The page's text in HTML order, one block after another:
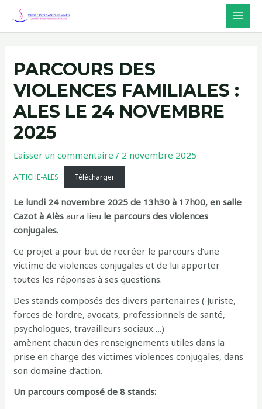
contenu
PARCOURS DES
VIOLENCES FAMILIALES :
ALES LE 24 NOVEMBRE
2025
Laisser un commentaire / 2 novembre 2025
AFFICHE-ALES Télécharger
Le lundi 24 novembre 2025 de 13h30 à 17h00, en salle
Cazot à Alès aura lieu le parcours des violences
conjugales.
Ce projet a pour but de recréer le parcours d’une
victime de violences conjugales et de lui apporter
toutes les réponses à ses questions.
Des stands composés des divers partenaires ( Juriste,
forces de l’ordre, avocats, professionnels de santé,
psychologues, travailleurs sociaux….)
amènent chacun des renseignements utiles dans la
prise en charge des victimes violences conjugales, dans
son domaine d’action.
Un parcours composé de 8 stands: